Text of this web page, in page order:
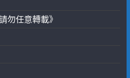
勿任意轉載》